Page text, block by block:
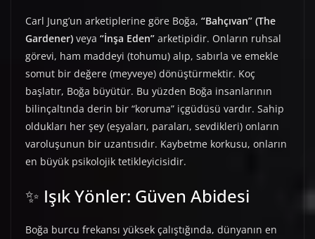
Carl Jung’un arketiplerine göre Boğa, “Bahçıvan” (The
Gardener) veya “İnşa Eden” arketipidir. Onların ruhsal
görevi, ham maddeyi (tohumu) alıp, sabırla ve emekle
somut bir değere (meyveye) dönüştürmektir. Koç
başlatır, Boğa büyütür. Bu yüzden Boğa insanlarının
bilinçaltında derin bir “koruma” içgüdüsü vardır. Sahip
oldukları her şey (eşyaları, paraları, sevdikleri) onların
varoluşunun bir uzantısıdır. Kaybetme korkusu, onların
en büyük psikolojik tetikleyicisidir.
✨ Işık Yönler: Güven Abidesi
Boğa burcu frekansı yüksek çalıştığında, dünyanın en